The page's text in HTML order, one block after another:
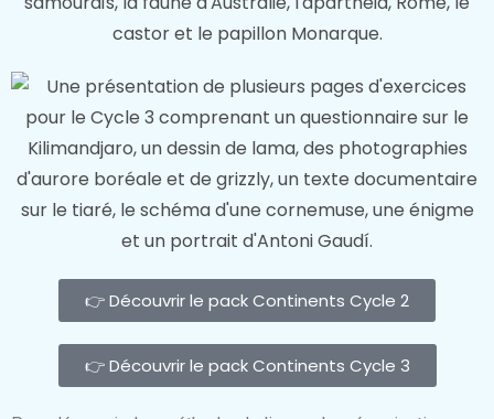
👉 Découvrir le pack Continents Cycle 2
👉 Découvrir le pack Continents Cycle 3